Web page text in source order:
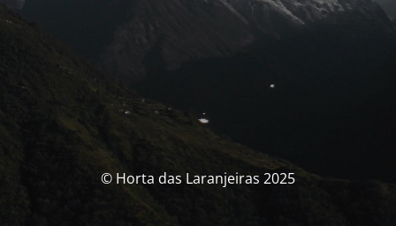
© Horta das Laranjeiras 2025